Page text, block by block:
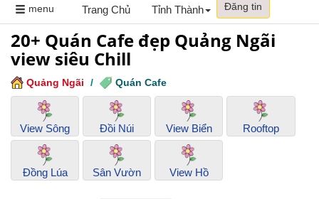
menu Toggle
navigation
Trang Chủ Tỉnh Thành Đăng tin
20+ Quán Cafe đẹp Quảng Ngãi
view siêu Chill
Quảng Ngãi / Quán Cafe
View Sông Đồi Núi View Biển Rooftop
Đồng Lúa Sân Vườn View Hồ